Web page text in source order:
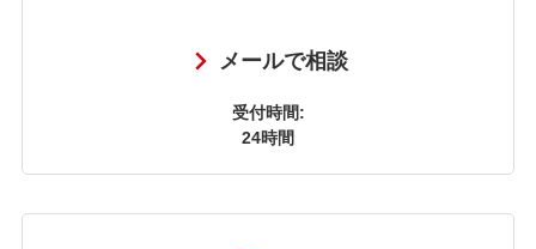
メールで相談
受付時間:
24時間